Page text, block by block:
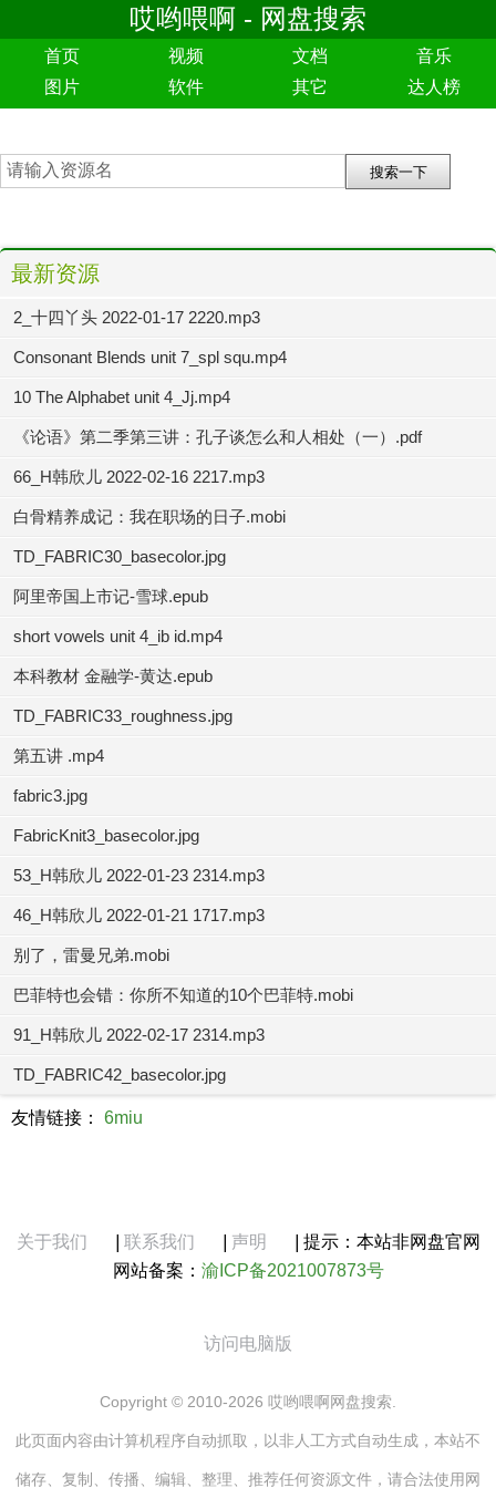
哎哟喂啊 - 网盘搜索
首页 视频 文档
音乐
图片
软件 其它 达人榜
最新资源
2_十四丫头 2022-01-17 2220.mp3
Consonant Blends unit 7_spl squ.mp4
10 The Alphabet unit 4_Jj.mp4
《论语》第二季第三讲：孔子谈怎么和人相处（一）.pdf
66_H韩欣儿 2022-02-16 2217.mp3
白骨精养成记：我在职场的日子.mobi
TD_FABRIC30_basecolor.jpg
阿里帝国上市记-雪球.epub
short vowels unit 4_ib id.mp4
本科教材 金融学-黄达.epub
TD_FABRIC33_roughness.jpg
第五讲 .mp4
fabric3.jpg
FabricKnit3_basecolor.jpg
53_H韩欣儿 2022-01-23 2314.mp3
46_H韩欣儿 2022-01-21 1717.mp3
别了，雷曼兄弟.mobi
巴菲特也会错：你所不知道的10个巴菲特.mobi
91_H韩欣儿 2022-02-17 2314.mp3
TD_FABRIC42_basecolor.jpg
友情链接： 6miu
关于我们 联系我们 声明
提示：本站非网盘官网
网站备案： 渝ICP备2021007873号
访问电脑版
Copyright © 2010-2026 哎哟喂啊网盘搜索.
此页面内容由计算机程序自动抓取，以非人工方式自动生成，本站不
储存、复制、传播、编辑、整理、推荐任何资源文件，请合法使用网